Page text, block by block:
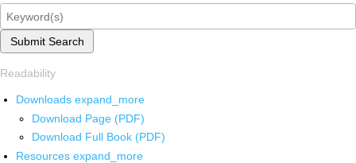
Submit Search
Readability
Downloads expand_more
Download Page (PDF)
Download Full Book (PDF)
Resources expand_more